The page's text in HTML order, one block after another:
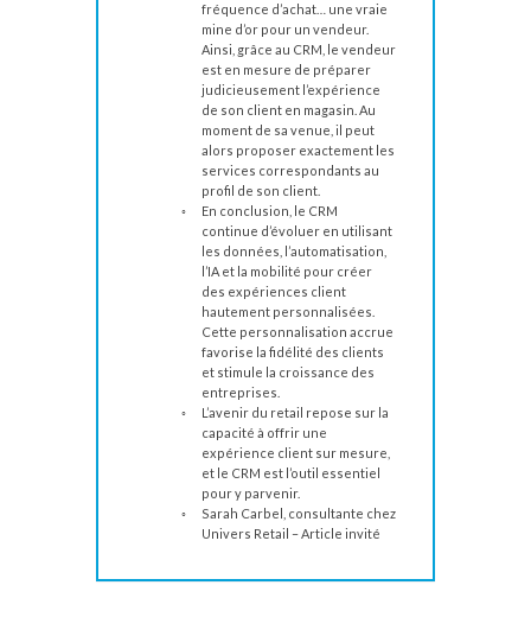
fréquence d’achat… une vraie
mine d’or pour un vendeur.
Ainsi, grâce au CRM, le vendeur
est en mesure de préparer
judicieusement l’expérience
de son client en magasin. Au
moment de sa venue, il peut
alors proposer exactement les
services correspondants au
profil de son client.
En conclusion, le CRM
continue d’évoluer en utilisant
les données, l’automatisation,
l’IA et la mobilité pour créer
des expériences client
hautement personnalisées.
Cette personnalisation accrue
favorise la fidélité des clients
et stimule la croissance des
entreprises.
L’avenir du retail repose sur la
capacité à offrir une
expérience client sur mesure,
et le CRM est l’outil essentiel
pour y parvenir.
Sarah Carbel, consultante chez
Univers Retail – Article invité